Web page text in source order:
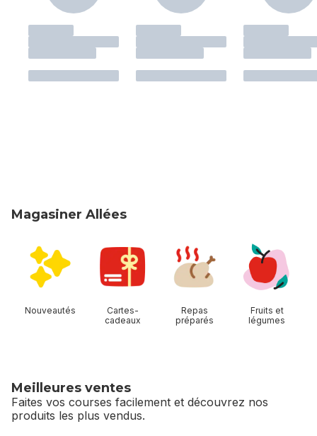
Magasiner Allées
Nouveautés
Cartes-
cadeaux
Repas
préparés
Fruits et
légumes
Meilleures ventes
Faites vos courses facilement et découvrez nos
produits les plus vendus.